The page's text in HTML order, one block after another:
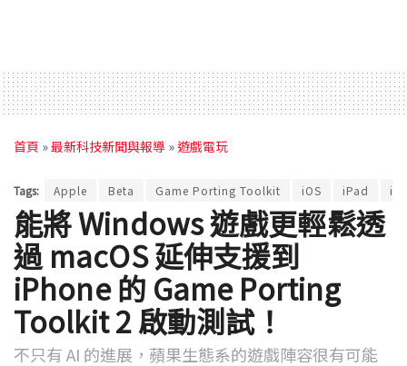
首頁 »最新科技新聞與報導 »遊戲電玩
Tags: Apple Beta Game Porting Toolkit iOS iPad
能將 Windows 遊戲更輕鬆透
過 macOS 延伸支援到
iPhone 的 Game Porting
Toolkit 2 啟動測試！
不只有 AI 的進展，蘋果生態系的遊戲陣容很有可能